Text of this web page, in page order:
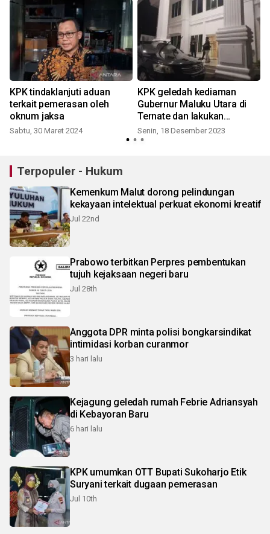
KPK tindaklanjuti aduan
terkait pemerasan oleh
oknum jaksa
Sabtu, 30 Maret 2024
KPK geledah kediaman
Gubernur Maluku Utara di
Ternate dan lakukan
penyegelan
Senin, 18 Desember 2023
Terpopuler - Hukum
Kemenkum Malut dorong pelindungan
kekayaan intelektual perkuat ekonomi kreatif
Jul 22nd
Prabowo terbitkan Perpres pembentukan
tujuh kejaksaan negeri baru
Jul 28th
Anggota DPR minta polisi bongkarsindikat
intimidasi korban curanmor
3 hari lalu
Kejagung geledah rumah Febrie Adriansyah
di Kebayoran Baru
6 hari lalu
KPK umumkan OTT Bupati Sukoharjo Etik
Suryani terkait dugaan pemerasan
Jul 10th